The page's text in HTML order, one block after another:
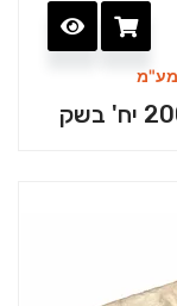
מע"מ